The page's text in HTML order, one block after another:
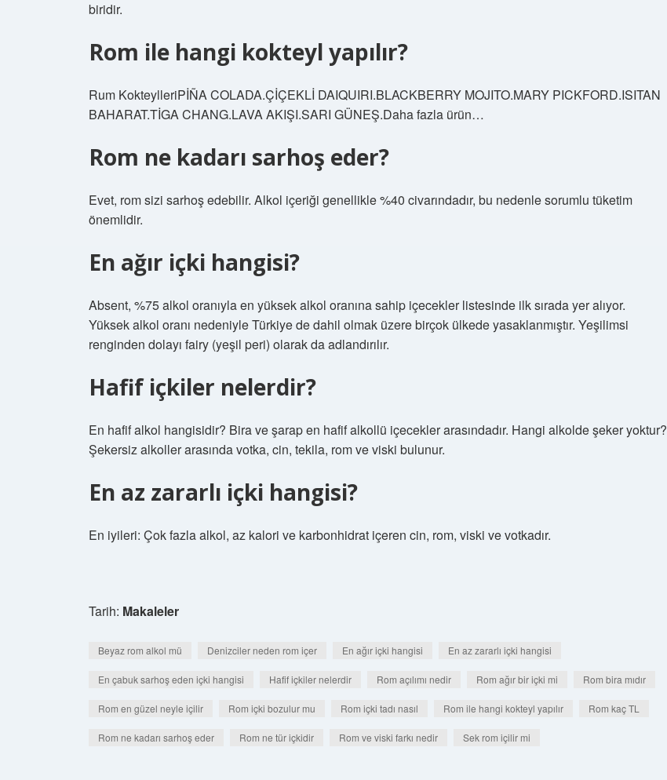
biridir.
Rom ile hangi kokteyl yapılır?
Rum KokteylleriPİÑA COLADA.ÇİÇEKLİ DAIQUIRI.BLACKBERRY MOJITO.MARY PICKFORD.ISITAN
BAHARAT.TİGA CHANG.LAVA AKIŞI.SARI GÜNEŞ.Daha fazla ürün…
Rom ne kadarı sarhoş eder?
Evet, rom sizi sarhoş edebilir. Alkol içeriği genellikle %40 civarındadır, bu nedenle sorumlu tüketim
önemlidir.
En ağır içki hangisi?
Absent, %75 alkol oranıyla en yüksek alkol oranına sahip içecekler listesinde ilk sırada yer alıyor.
Yüksek alkol oranı nedeniyle Türkiye de dahil olmak üzere birçok ülkede yasaklanmıştır. Yeşilimsi
renginden dolayı fairy (yeşil peri) olarak da adlandırılır.
Hafif içkiler nelerdir?
En hafif alkol hangisidir? Bira ve şarap en hafif alkollü içecekler arasındadır. Hangi alkolde şeker yoktur?
Şekersiz alkoller arasında votka, cin, tekila, rom ve viski bulunur.
En az zararlı içki hangisi?
En iyileri: Çok fazla alkol, az kalori ve karbonhidrat içeren cin, rom, viski ve votkadır.
Tarih: Makaleler
Beyaz rom alkol mü Denizciler neden rom içer En ağır içki hangisi En az zararlı içki hangisi
En çabuk sarhoş eden içki hangisi Hafif içkiler nelerdir Rom açılımı nedir Rom ağır bir içki mi Rom bira mıdır
Rom en güzel neyle içilir Rom içki bozulur mu Rom içki tadı nasıl Rom ile hangi kokteyl yapılır Rom kaç TL
Rom ne kadarı sarhoş eder Rom ne tür içkidir Rom ve viski farkı nedir Sek rom içilir mi